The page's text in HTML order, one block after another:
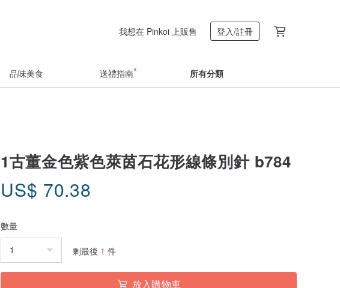
我想在 Pinkoi 上販售 登入/註冊
品味美食 送禮指南 所有分類
1古董金色紫色萊茵石花形線條別針 b784
US$ 70.38
數量
剩最後 1 件
放入購物車